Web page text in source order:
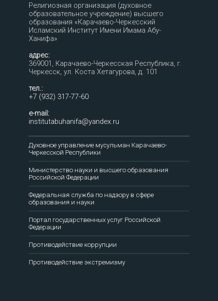
Религиозная организация (духовное
образовательное учреждение) высшего
образования «Карачаево-Черкесский
Исламский Институт Имени Имама Абу-
Ханифа»
адрес:
369001, Карачаево-Черкесская Республика, г.
Черкесск, ул. Коста Хетагурова, д. 101
тел.:
+7 (932) 317-77-60
e-mail:
institutabuhanifa@yandex.ru
Духовное управление мусульман Карачаево-
Черкесской Республики
Министерство науки и высшего образования
Российской Федерации
Федеральная служба по надзору в сфере
образования и науки
Портал государственных услуг Российской
Федерации
Противодействие коррупции
Противодействие экстремизму